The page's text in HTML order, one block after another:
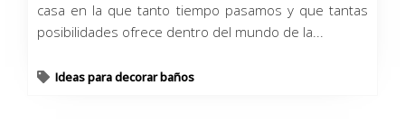
casa en la que tanto tiempo pasamos y que tantas
posibilidades ofrece dentro del mundo de la...
Ideas para decorar baños